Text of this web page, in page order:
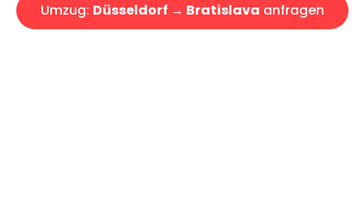
Umzug: Düsseldorf → Bratislava anfragen